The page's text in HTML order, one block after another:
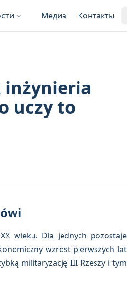
Медиа Контакты
inżynieria
uczy to
wieku. Dla jednych pozostaje
wzrost pierwszych lat
militaryzację III Rzeszy i tym